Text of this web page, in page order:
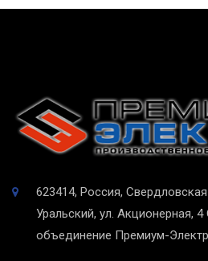
623414, Россия,
Уральский, ул. Акционерная, 4
объединение Премиум-